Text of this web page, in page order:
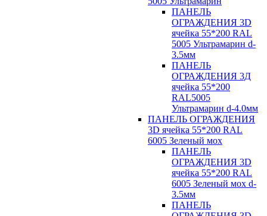
ПАНЕЛЬ
ОГРАЖДЕНИЯ 3D
ячейка 55*200 RAL
5005 Ультрамарин d-
3.5мм
ПАНЕЛЬ
ОГРАЖДЕНИЯ 3Д
ячейка 55*200
RAL5005
Ультрамарин d-4.0мм
ПАНЕЛЬ ОГРАЖДЕНИЯ
3D ячейка 55*200 RAL
6005 Зеленый мох
ПАНЕЛЬ
ОГРАЖДЕНИЯ 3D
ячейка 55*200 RAL
6005 Зеленый мох d-
3.5мм
ПАНЕЛЬ